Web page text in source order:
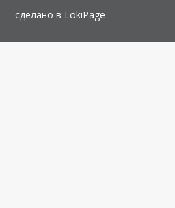
сделано в LokiPage